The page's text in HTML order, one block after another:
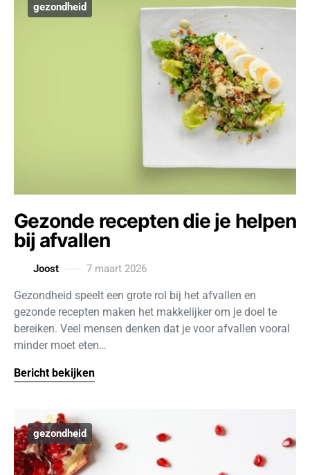
gezondheid
Gezonde recepten die je helpen
bij afvallen
Joost 7 maart 2026
Gezondheid speelt een grote rol bij het afvallen en
gezonde recepten maken het makkelijker om je doel te
bereiken. Veel mensen denken dat je voor afvallen vooral
minder moet eten…
Bericht bekijken
gezondheid